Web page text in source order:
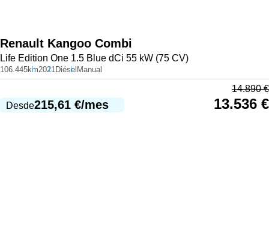
Renault Kangoo Combi
Life Edition One 1.5 Blue dCi 55 kW (75 CV)
106.445km2021Diésel Manual
Desde215,61 €/mes
14.890€
13.536 €